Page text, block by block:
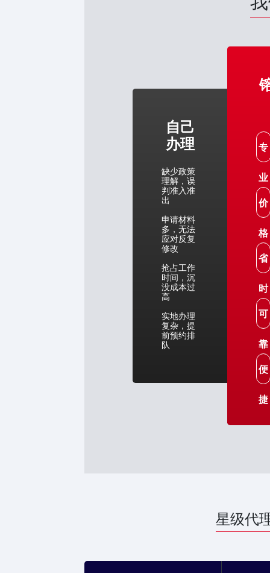
自己
办理
缺少政策
理解，误
判准入准
出
申请材料
多，无法
应对反复
修改
抢占工作
时间，沉
没成本过
高
实地办理
复杂，提
前预约排
队
专
业
价
格
省
时
可
靠
便
捷
星级代